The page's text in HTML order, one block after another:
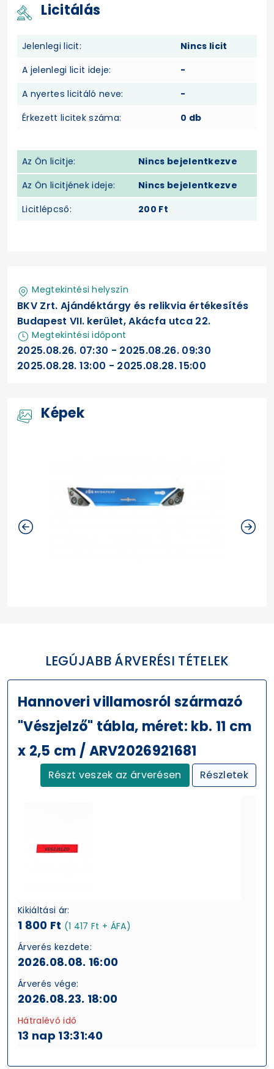
Licitálás
Jelenlegi licit:
Nincs licit
A jelenlegi licit ideje:
-
A nyertes licitáló neve:
-
Érkezett licitek száma:
0 db
Az Ön licitje:
Nincs bejelentkezve
Az Ön licitjének ideje:
Nincs bejelentkezve
Licitlépcső:
200 Ft
Megtekintési helyszín
BKV Zrt. Ajándéktárgy és relikvia értékesítés
Budapest VII. kerület, Akácfa utca 22.
Megtekintési időpont
2025.08.26. 07:30 - 2025.08.26. 09:30
2025.08.28. 13:00 - 2025.08.28. 15:00
Képek
LEGÚJABB ÁRVERÉSI TÉTELEK
Hannoveri villamosról származó
"Vészjelző" tábla, méret: kb. 11 cm
x 2,5 cm / ARV2026921681
Részt veszek az árverésen Részletek
Kikiáltási ár:
1 800 Ft (1 417 Ft + ÁFA)
Árverés kezdete:
2026.08.08. 16:00
Árverés vége:
2026.08.23. 18:00
Hátralévő idő
13 nap 13:31:39